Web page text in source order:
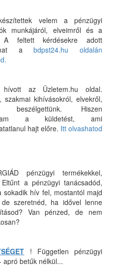
velem a pénzügyi
munkájáról, elveimről és a
A feltett kérdésekre adott
abdpst24.hu oldalán
hívott az Üzletem.hu oldal.
szakmai kihívásokról, elvekről,
beszélgettünk. Hiszen
a küldetést, ami
hajt előre. Itt olvashatod
pénzügyi termékekkel,
a pénzügyi tanácsadód,
hív fel, mostantól majd
szeretnéd, ha idővel lenne
Van pénzed, de nem
! Független pénzügyi
apró betűk nélkül...